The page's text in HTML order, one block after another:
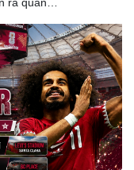
nghệ
đổi số